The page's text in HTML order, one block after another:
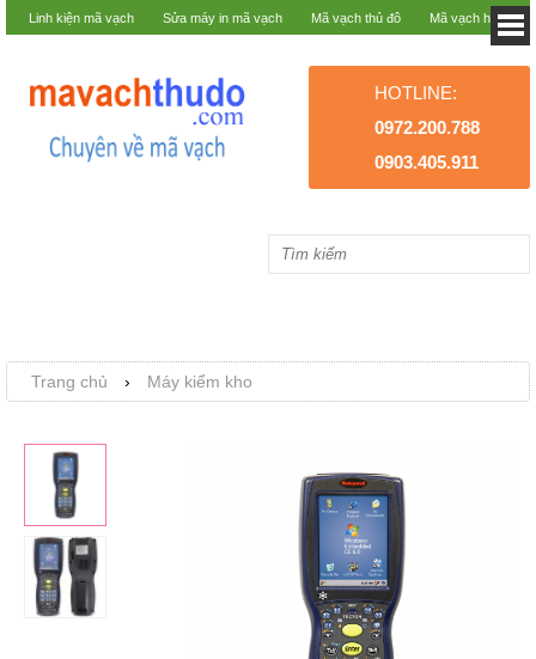
Linh kiện mã vạch Sửa máy in mã vạch Mã vạch thủ đô Mã vạch hà nội
HOTLINE:
0972.200.788
0903.405.911
Trang chủ › Máy kiểm kho